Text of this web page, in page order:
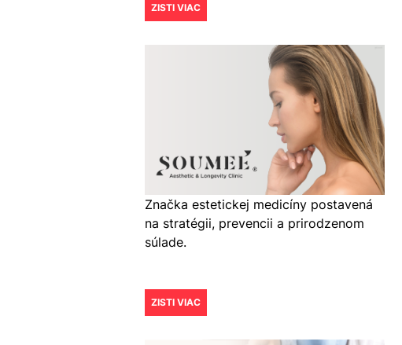
ZISTI VIAC
Značka estetickej medicíny postavená
na stratégii, prevencii a prirodzenom
súlade.
ZISTI VIAC